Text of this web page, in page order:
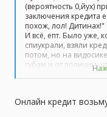
(вероятность 0,йух)
заключения кредита
похож, лол! Дитинах!"
И всё, епт. Было уже,
спиукрали, взяли
потом, но на
губам и от полиции,
использовали, как
Онлайн кредит